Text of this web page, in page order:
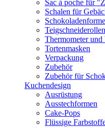
Sac à poche für
Schalen für
Teigschneiderollen
Thermometer und
Tortenmasken
Verpackung
Zubehör
Zubehör für
Kuchendesign
Ausrüstung
Ausstechformen
Cake-Pops
Flüssige